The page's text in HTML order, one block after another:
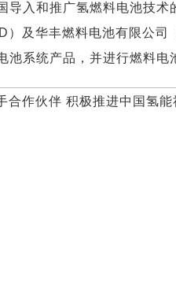
导入和推广氢燃料电池技
）及华丰燃料电池有限公
系统产品，并进行燃料电